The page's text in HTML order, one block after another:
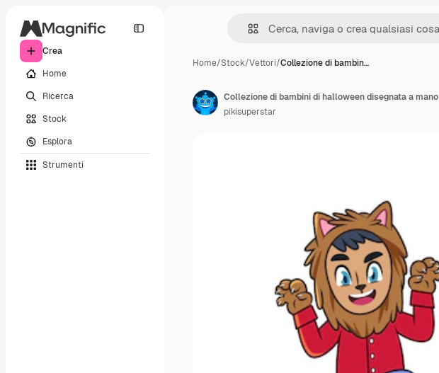
Crea
Home
Ricerca
Stock
Esplora
Strumenti
Home/Stock/Vettori/Collezione di bambin…
Collezione di bambini di halloween disegnata a mano
pikisuperstar